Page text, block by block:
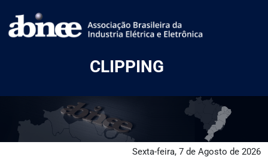
CLIPPING
Sexta-feira, 7 de Agosto de 2026